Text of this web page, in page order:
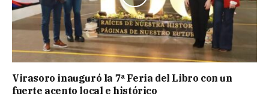
Virasoro inauguró la 7ª Feria del Libro con un
fuerte acento local e histórico